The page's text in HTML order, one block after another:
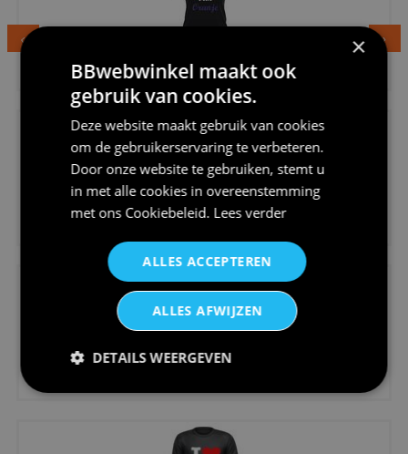
Dames v hals t-shirt prinses v...
€24,95
€24,95
×
BBwebwinkel maakt ook
gebruik van cookies.
Deze website maakt gebruik van cookies
om de gebruikerservaring te verbeteren.
Door onze website te gebruiken, stemt u
in met alle cookies in overeenstemming
met ons Cookiebeleid. Lees verder
ALLES ACCEPTEREN
ALLES AFWIJZEN
DETAILS WEERGEVEN